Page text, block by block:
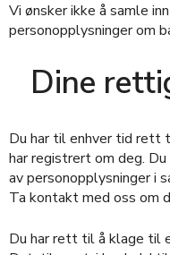
Vi ønsker ikke å samle
personopplysninger om
Dine
Du har til enhver tid rett
har registrert om deg.
av personopplysninger i
Ta kontakt med oss om
Du har rett til å klage til